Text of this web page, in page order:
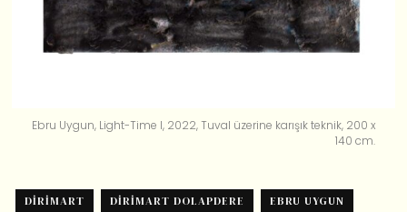
Ebru Uygun, Light-Time I, 2022, Tuval üzerine karışık teknik, 200 x
140 cm.
DIRIMART DIRIMART DOLAPDERE
EBRU UYGUN